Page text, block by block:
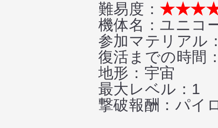
難易度：
機体名：ユニコ
参加マテリアル
復活までの時間
地形：宇宙
最大レベル：1
撃破報酬：パイ